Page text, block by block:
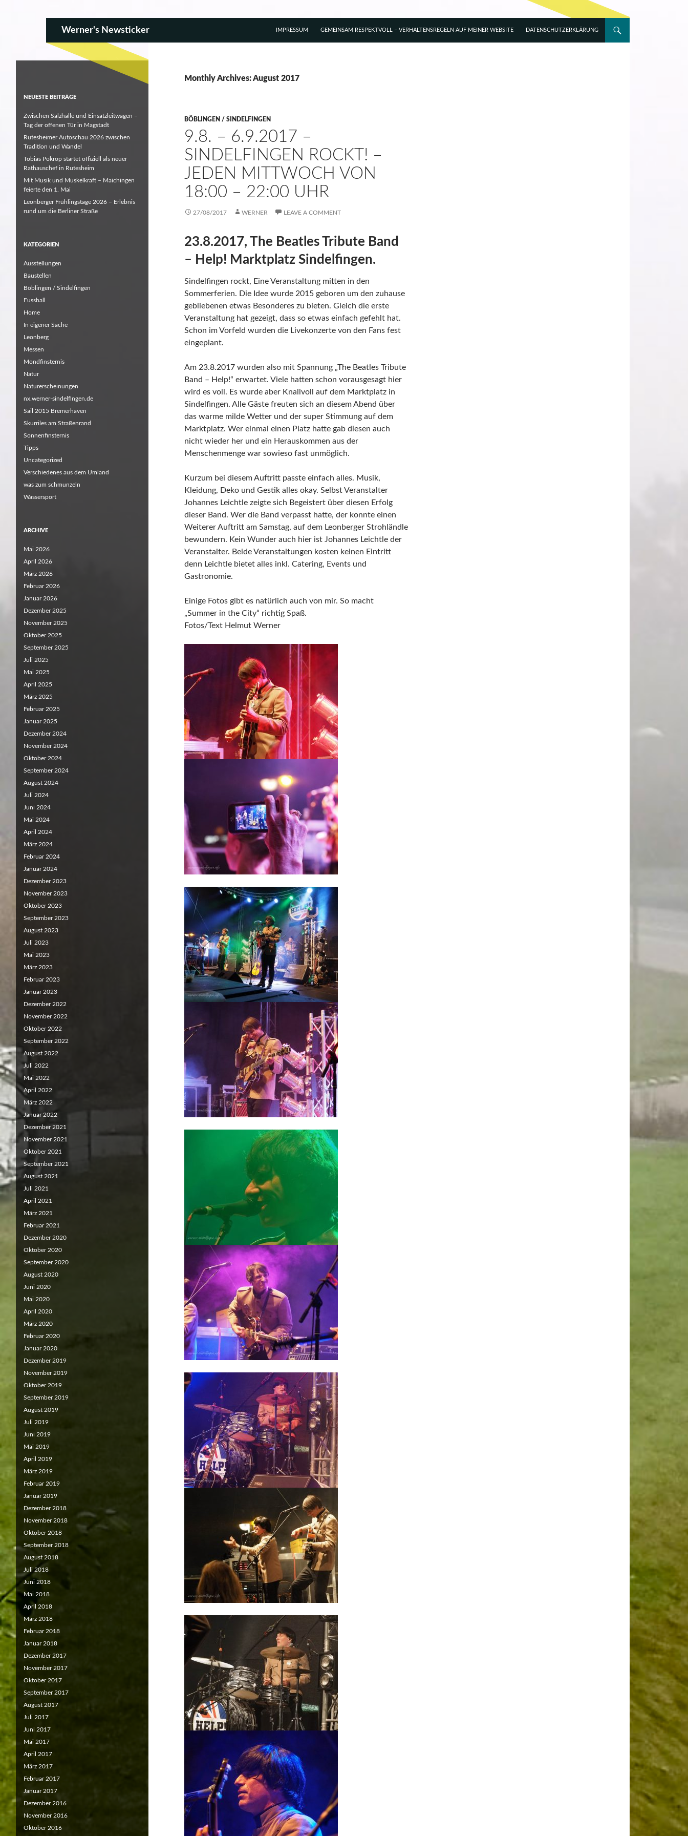
Werner's Newsticker
DATENSCHUTZERKLÄRUNG
GEMEINSAM RESPEKTVOLL – VERHALTENSREGELN AUF MEINER WEBSITE
IMPRESSUM
Monthly Archives: August 2017
BÖBLINGEN / SINDELFINGEN
9.8. – 6.9.2017 –
SINDELFINGEN ROCKT! –
JEDEN MITTWOCH VON
18:00 – 22:00 UHR
27/08/2017 WERNER LEAVE A COMMENT
23.8.2017, The Beatles Tribute Band
– Help! Marktplatz Sindelfingen.
Sindelfingen rockt, Eine Veranstaltung mitten in den
Sommerferien. Die Idee wurde 2015 geboren um den zuhause
gebliebenen etwas Besonderes zu bieten. Gleich die erste
Veranstaltung hat gezeigt, dass so etwas einfach gefehlt hat.
Schon im Vorfeld wurden die Livekonzerte von den Fans fest
eingeplant.
Am 23.8.2017 wurden also mit Spannung „The Beatles Tribute
Band – Help!“ erwartet. Viele hatten schon vorausgesagt hier
wird es voll. Es wurde aber Knallvoll auf dem Marktplatz in
Sindelfingen. Alle Gäste freuten sich an diesem Abend über
das warme milde Wetter und der super Stimmung auf dem
Marktplatz. Wer einmal einen Platz hatte gab diesen auch
nicht wieder her und ein Herauskommen aus der
Menschenmenge war sowieso fast unmöglich.
Kurzum bei diesem Auftritt passte einfach alles. Musik,
Kleidung, Deko und Gestik alles okay. Selbst Veranstalter
Johannes Leichtle zeigte sich Begeistert über diesen Erfolg
dieser Band. Wer die Band verpasst hatte, der konnte einen
Weiterer Auftritt am Samstag, auf dem Leonberger Strohländle
bewundern. Kein Wunder auch hier ist Johannes Leichtle der
Veranstalter. Beide Veranstaltungen kosten keinen Eintritt
denn Leichtle bietet alles inkl. Catering, Events und
Gastronomie.
Einige Fotos gibt es natürlich auch von mir. So macht
„Summer in the City“ richtig Spaß.
Fotos/Text Helmut Werner
NEUESTE BEITRÄGE
Zwischen Salzhalle und Einsatzleitwagen –
Tag der offenen Tür in Magstadt
Rutesheimer Autoschau 2026 zwischen
Tradition und Wandel
Tobias Pokrop startet offiziell als neuer
Rathauschef in Rutesheim
Mit Musik und Muskelkraft – Maichingen
feierte den 1. Mai
Leonberger Frühlingstage 2026 – Erlebnis
rund um die Berliner Straße
KATEGORIEN
Ausstellungen
Baustellen
Böblingen / Sindelfingen
Fussball
Home
In eigener Sache
Leonberg
Messen
Mondfinsternis
Natur
Naturerscheinungen
nx.werner-sindelfingen.de
Sail 2015 Bremerhaven
Skurriles am Straßenrand
Sonnenfinsternis
Tipps
Uncategorized
Verschiedenes aus dem Umland
was zum schmunzeln
Wassersport
ARCHIVE
Mai 2026
April 2026
März 2026
Februar 2026
Januar 2026
Dezember 2025
November 2025
Oktober 2025
September 2025
Juli 2025
Mai 2025
April 2025
März 2025
Februar 2025
Januar 2025
Dezember 2024
November 2024
Oktober 2024
September 2024
August 2024
Juli 2024
Juni 2024
Mai 2024
April 2024
März 2024
Februar 2024
Januar 2024
Dezember 2023
November 2023
Oktober 2023
September 2023
August 2023
Juli 2023
Mai 2023
März 2023
Februar 2023
Januar 2023
Dezember 2022
November 2022
Oktober 2022
September 2022
August 2022
Juli 2022
Mai 2022
April 2022
März 2022
Januar 2022
Dezember 2021
November 2021
Oktober 2021
September 2021
August 2021
Juli 2021
April 2021
März 2021
Februar 2021
Dezember 2020
Oktober 2020
September 2020
August 2020
Juni 2020
Mai 2020
April 2020
März 2020
Februar 2020
Januar 2020
Dezember 2019
November 2019
Oktober 2019
September 2019
August 2019
Juli 2019
Juni 2019
Mai 2019
April 2019
März 2019
Februar 2019
Januar 2019
Dezember 2018
November 2018
Oktober 2018
September 2018
August 2018
Juli 2018
Juni 2018
Mai 2018
April 2018
März 2018
Februar 2018
Januar 2018
Dezember 2017
November 2017
Oktober 2017
September 2017
August 2017
Juli 2017
Juni 2017
Mai 2017
April 2017
März 2017
Februar 2017
Januar 2017
Dezember 2016
November 2016
Oktober 2016